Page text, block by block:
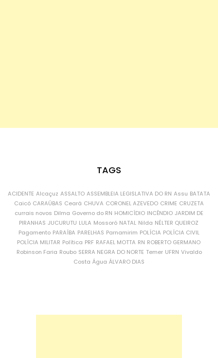
TAGS
ACIDENTE Alcaçuz ASSALTO ASSEMBLEIA LEGISLATIVA DO RN Assu BATATA
Caicó CARAÚBAS Ceará CHUVA CORONEL AZEVEDO CRIME CRUZETA
currais novos Dilma Governo do RN HOMICÍDIO INCÊNDIO JARDIM DE
PIRANHAS JUCURUTU LULA Mossoró NATAL Nilda NÉLTER QUEIROZ
Pagamento PARAÍBA PARELHAS Parnamirim POLÍCIA POLÍCIA CIVIL
POLÍCIA MILITAR Política PRF RAFAEL MOTTA RN ROBERTO GERMANO
Robinson Faria Roubo SERRA NEGRA DO NORTE Temer UFRN Vivaldo
Costa Água ÁLVARO DIAS